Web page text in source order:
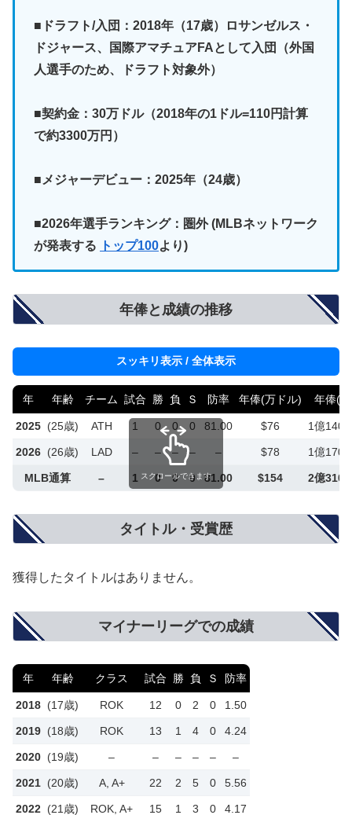
■ドラフト/入団：2018年（17歳）ロサンゼルス・
ドジャース、国際アマチュアFAとして入団（外国
人選手のため、ドラフト対象外）
■契約金：30万ドル（2018年の1ドル=110円計算
で約3300万円）
■メジャーデビュー：2025年（24歳）
■2026年選手ランキング：圏外 (MLBネットワーク
が発表する
トップ100より)
年俸と成績の推移
スッキリ表示 / 全体表示
年 年齢 チーム 試合 勝 負 Ｓ 防率 年俸(万ドル) 年俸(
2025 (25歳) ATH 1 0 0 0 81.00 $76 1億
2026 (26歳) LAD – – – – – $78 1億
MLB通算 – 1 0 0 0 81.00 $154 2億
スクロールできます
タイトル・受賞歴
獲得したタイトルはありません。
マイナーリーグでの成績
年 年齢 クラス 試合 勝 負 Ｓ 防率
2018 (17歳) ROK 12 0 2 0 1.50
2019 (18歳) ROK 13 1 4 0 4.24
2020 (19歳) – – – – – –
2021 (20歳) A, A+ 22 2 5 0 5.56
2022 (21歳) ROK, A+ 15 1 3 0 4.17